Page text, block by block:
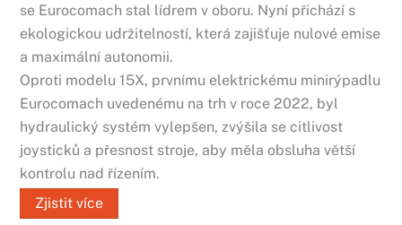
se Eurocomach stal lídrem v oboru. Nyní přichází s
ekologickou udržitelností, která zajišťuje nulové emise
a maximální autonomii.
Oproti modelu 15X, prvnímu elektrickému minirýpadlu
Eurocomach uvedenému na trh v roce 2022, byl
hydraulický systém vylepšen, zvýšila se citlivost
joysticků a přesnost stroje, aby měla obsluha větší
kontrolu nad řízením.
Zjistit více